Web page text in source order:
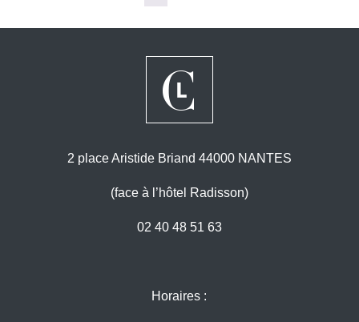
2 place Aristide Briand 44000 NANTES
(face à l’hôtel Radisson)
02 40 48 51 63
Horaires :